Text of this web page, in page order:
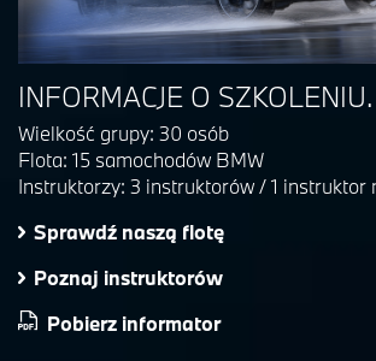
INFORMACJE O SZKOLENIU.
Wielkość grupy: 30 osób
Flota: 15 samochodów BMW
Instruktorzy: 3 instruktorów / 1 instruktor
Sprawdź naszą flotę
Poznaj instruktorów
Pobierz informator